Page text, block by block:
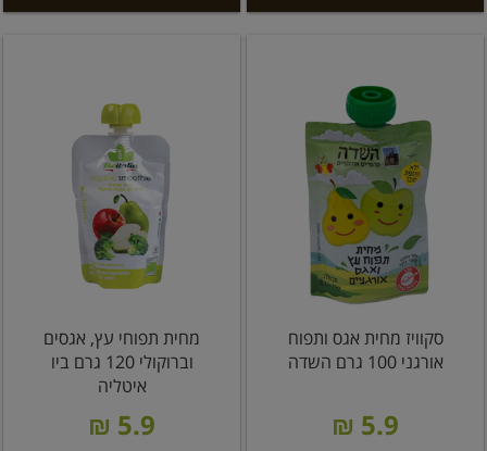
סקוויז מחית אגס ותפוח
אורגני 100 גרם השדה
5.9 ₪
מחית תפוחי עץ, אגסים
וברוקולי 120 גרם ביו
איטליה
5.9 ₪